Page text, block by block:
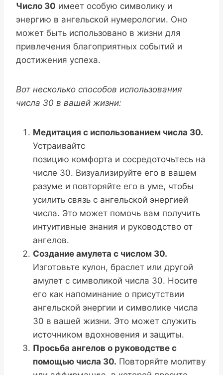
Число 30 имеет особую символику и
энергию в ангельской нумерологии. Оно
может быть использовано в жизни для
привлечения благоприятных событий и
достижения успеха.
Вот несколько способов использования
числа 30 в вашей жизни:
Медитация с использованием числа 30.
Устраивайтс
позицию комфорта и сосредоточьтесь на
числе 30. Визуализируйте его в вашем
разуме и повторяйте его в уме, чтобы
усилить связь с ангельской энергией
числа. Это может помочь вам получить
интуитивные знания и руководство от
ангелов.
Создание амулета с числом 30.
Изготовьте кулон, браслет или другой
амулет с символикой числа 30. Носите
его как напоминание о присутствии
ангельской энергии и символике числа
30 в вашей жизни. Это может служить
источником вдохновения и защиты.
Просьба ангелов о руководстве с
помощью числа 30. Повторяйте молитву